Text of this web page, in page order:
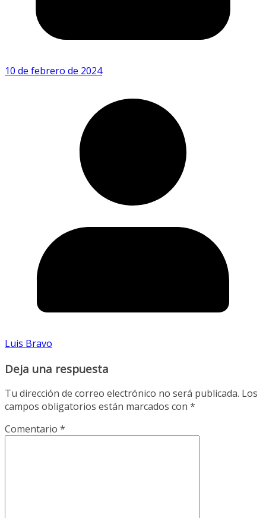
10 de febrero de 2024
Luis Bravo
Deja una respuesta
Tu dirección de correo electrónico no será publicada. Los
campos obligatorios están marcados con *
Comentario *